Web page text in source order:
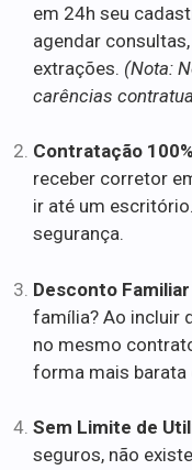
em 24h seu
agendar
extrações. (Nota:
carências
Contratação
receber corretor
ir até um
segurança.
Desconto
família? Ao incluir
no mesmo
forma mais barata
Sem Limite de
seguros, não